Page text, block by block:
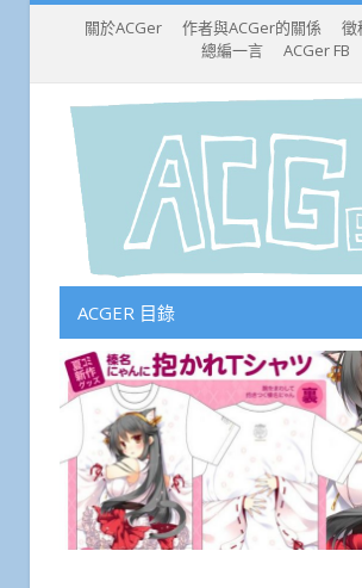
關於ACGer 作者與ACGer的關係
徵
總編一言
ACGer FB
ACGER 目錄